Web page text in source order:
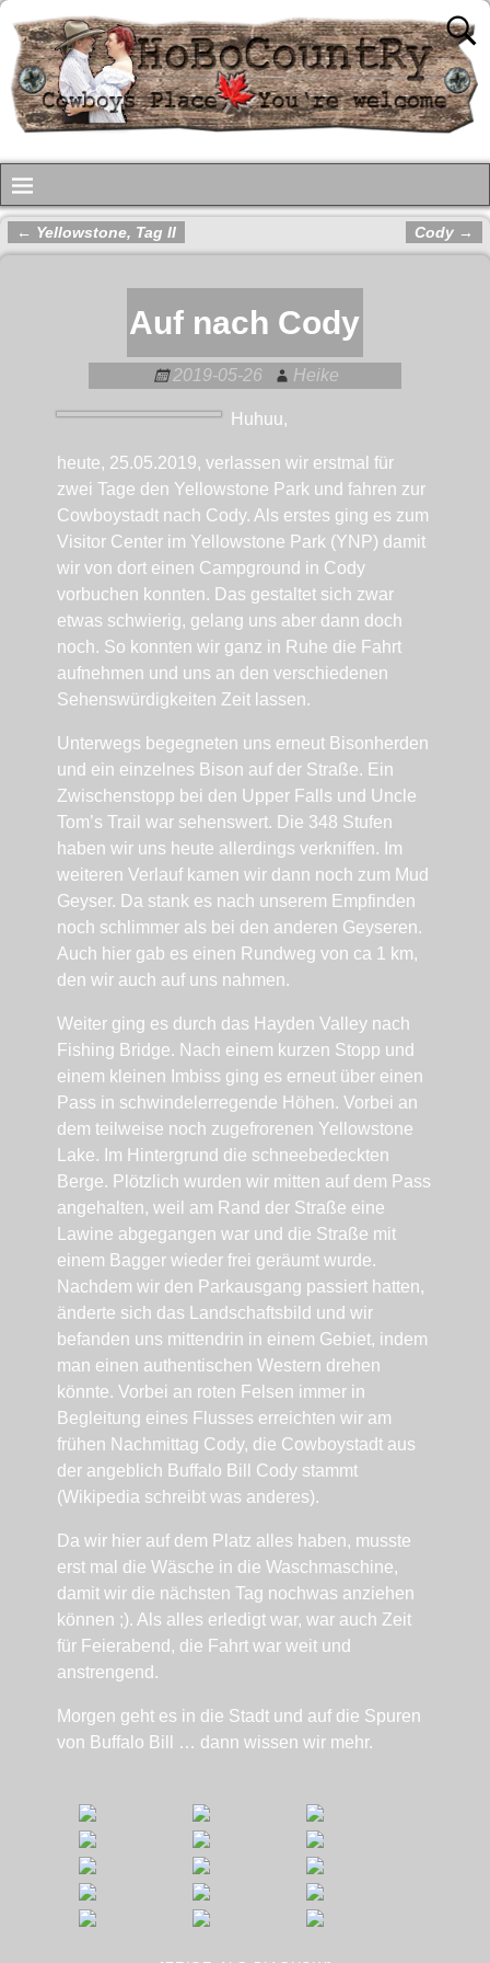
Artikelnavigation
← Yellowstone, Tag II Cody →
Auf nach Cody
2019-05-26 Heike
Huhuu,
heute, 25.05.2019, verlassen wir erstmal für
zwei Tage den Yellowstone Park und fahren zur
Cowboystadt nach Cody. Als erstes ging es zum
Visitor Center im Yellowstone Park (YNP) damit
wir von dort einen Campground in Cody
vorbuchen konnten. Das gestaltet sich zwar
etwas schwierig, gelang uns aber dann doch
noch. So konnten wir ganz in Ruhe die Fahrt
aufnehmen und uns an den verschiedenen
Sehenswürdigkeiten Zeit lassen.
Unterwegs begegneten uns erneut Bisonherden
und ein einzelnes Bison auf der Straße. Ein
Zwischenstopp bei den Upper Falls und Uncle
Tom’s Trail war sehenswert. Die 348 Stufen
haben wir uns heute allerdings verkniffen. Im
weiteren Verlauf kamen wir dann noch zum Mud
Geyser. Da stank es nach unserem Empfinden
noch schlimmer als bei den anderen Geyseren.
Auch hier gab es einen Rundweg von ca 1 km,
den wir auch auf uns nahmen.
Weiter ging es durch das Hayden Valley nach
Fishing Bridge. Nach einem kurzen Stopp und
einem kleinen Imbiss ging es erneut über einen
Pass in schwindelerregende Höhen. Vorbei an
dem teilweise noch zugefrorenen Yellowstone
Lake. Im Hintergrund die schneebedeckten
Berge. Plötzlich wurden wir mitten auf dem Pass
angehalten, weil am Rand der Straße eine
Lawine abgegangen war und die Straße mit
einem Bagger wieder frei geräumt wurde.
Nachdem wir den Parkausgang passiert hatten,
änderte sich das Landschaftsbild und wir
befanden uns mittendrin in einem Gebiet, indem
man einen authentischen Western drehen
könnte. Vorbei an roten Felsen immer in
Begleitung eines Flusses erreichten wir am
frühen Nachmittag Cody, die Cowboystadt aus
der angeblich Buffalo Bill Cody stammt
(Wikipedia schreibt was anderes).
Da wir hier auf dem Platz alles haben, musste
erst mal die Wäsche in die Waschmaschine,
damit wir die nächsten Tag nochwas anziehen
können ;). Als alles erledigt war, war auch Zeit
für Feierabend, die Fahrt war weit und
anstrengend.
Morgen geht es in die Stadt und auf die Spuren
von Buffalo Bill … dann wissen wir mehr.